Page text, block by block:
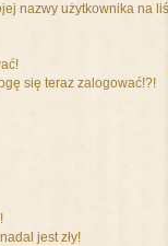
nazwy użytkownika na
się teraz zalogować!?!
jest zły!